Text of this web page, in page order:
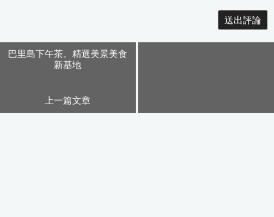
巴里島下午茶。精選美景美食
新基地
上一篇文章